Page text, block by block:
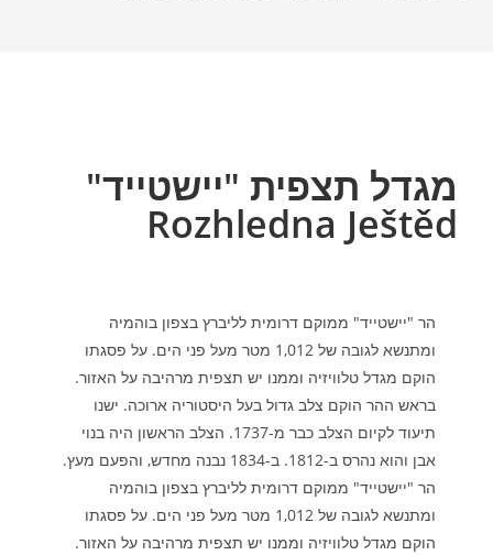
מגדל תצפית "יישטייד"
Rozhledna Ještěd
הר "יישטייד" ממוקם דרומית לליברץ בצפון בוהמיה
ומתנשא לגובה של 1,012 מטר מעל פני הים. על פסגתו
הוקם מגדל טלוויזיה וממנו יש תצפית מרהיבה על האזור.
בראש ההר הוקם צלב גדול בעל היסטוריה ארוכה. ישנו
תיעוד לקיום הצלב כבר מ-1737. הצלב הראשון היה בנוי
אבן והוא נהרס ב-1812. ב-1834 נבנה מחדש, והפעם מעץ.
הר "יישטייד" ממוקם דרומית לליברץ בצפון בוהמיה
ומתנשא לגובה של 1,012 מטר מעל פני הים. על פסגתו
הוקם מגדל טלוויזיה וממנו יש תצפית מרהיבה על האזור.